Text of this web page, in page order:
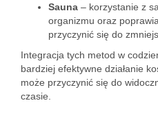
Sauna – korzystanie z
organizmu oraz
przyczynić się do
Integracja tych metod w
bardziej efektywne działanie
może przyczynić się do
czasie.